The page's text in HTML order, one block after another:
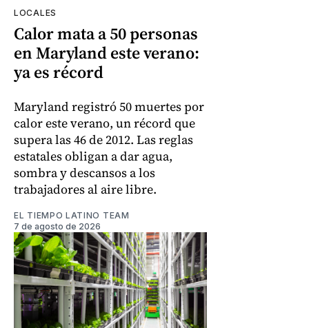
LOCALES
Calor mata a 50 personas
en Maryland este verano:
ya es récord
Maryland registró 50 muertes por
calor este verano, un récord que
supera las 46 de 2012. Las reglas
estatales obligan a dar agua,
sombra y descansos a los
trabajadores al aire libre.
EL TIEMPO LATINO TEAM
7 de agosto de 2026